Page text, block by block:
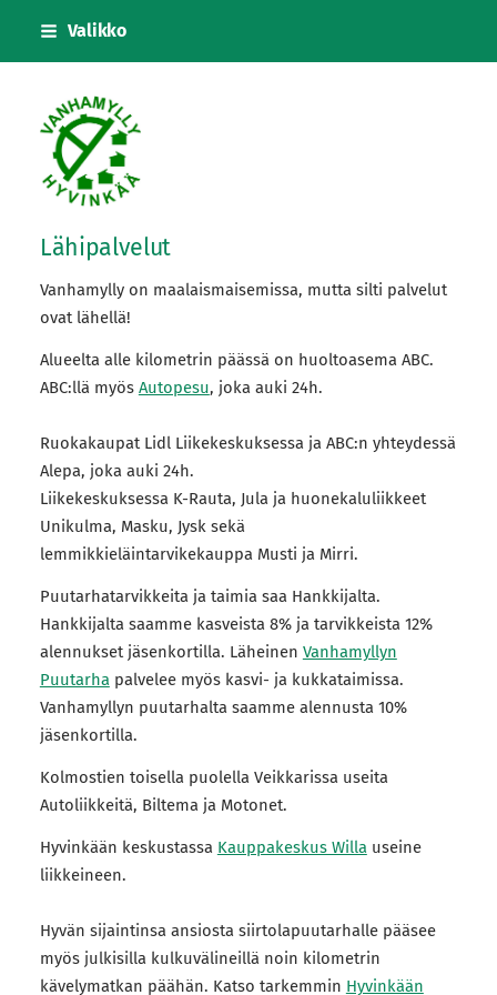
Siirry
Valikko
Vanhanmyllyn
Lähipalvelut
Vanhamylly on maalaismaisemissa, mutta silti palvelut
ovat lähellä!
Alueelta alle kilometrin päässä on huoltoasema ABC.
ABC:llä myös Autopesu, joka auki 24h.
Ruokakaupat Lidl Liikekeskuksessa ja ABC:n yhteydessä
Alepa, joka auki 24h.
Liikekeskuksessa K-Rauta, Jula ja huonekaluliikkeet
Unikulma, Masku, Jysk sekä
lemmikkieläintarvikekauppa Musti ja Mirri.
Puutarhatarvikkeita ja taimia saa Hankkijalta.
Hankkijalta saamme kasveista 8% ja tarvikkeista 12%
alennukset jäsenkortilla. Läheinen Vanhamyllyn
Puutarhapalvelee myös kasvi- ja kukkataimissa.
Vanhamyllyn puutarhalta saamme alennusta 10%
jäsenkortilla.
Kolmostien toisella puolella Veikkarissa useita
Autoliikkeitä, Biltema ja Motonet.
Hyvinkään keskustassa Kauppakeskus Willa useine
liikkeineen.
Hyvän sijaintinsa ansiosta siirtolapuutarhalle pääsee
myös julkisilla kulkuvälineillä noin kilometrin
kävelymatkan päähän. Katso tarkemmin Hyvinkään